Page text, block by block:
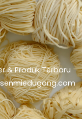
& Produk Terbaru